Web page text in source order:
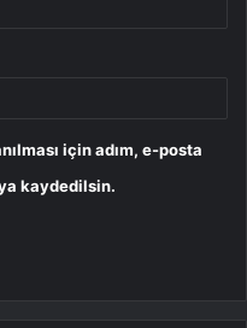
için adım, e-posta
kaydedilsin.